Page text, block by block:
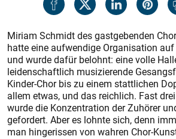
Miriam Schmidt des gastgebenden
hatte eine aufwendige Organisation
und wurde dafür belohnt: eine volle
leidenschaftlich musizierende
Kinder-Chor bis zu einem stattlichen
allem etwas, und das reichlich. Fast
wurde die Konzentration der Zuhörer
gefordert. Aber es lohnte sich, denn
man hingerissen von wahren Chor-